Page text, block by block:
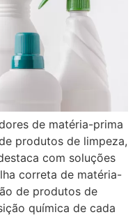
de matéria-prima
produtos de limpeza,
com soluções
correta de matéria-
de produtos de
química de cada